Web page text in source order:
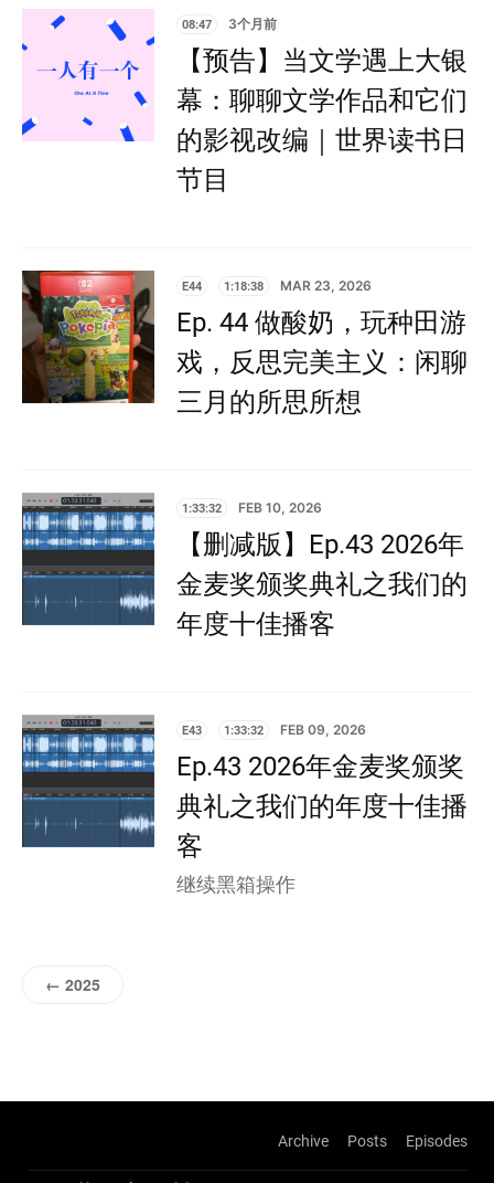
08:47 3个月前
【预告】当文学遇上大银
幕：聊聊文学作品和它们
的影视改编｜世界读书日
节目
E44 1:18:38 MAR 23, 2026
Ep. 44 做酸奶，玩种田游
戏，反思完美主义：闲聊
三月的所思所想
1:33:32 FEB 10, 2026
【删减版】Ep.43 2026年
金麦奖颁奖典礼之我们的
年度十佳播客
E43 1:33:32 FEB 09, 2026
Ep.43 2026年金麦奖颁奖
典礼之我们的年度十佳播
客
继续黑箱操作
← 2025
Archive Posts Episodes